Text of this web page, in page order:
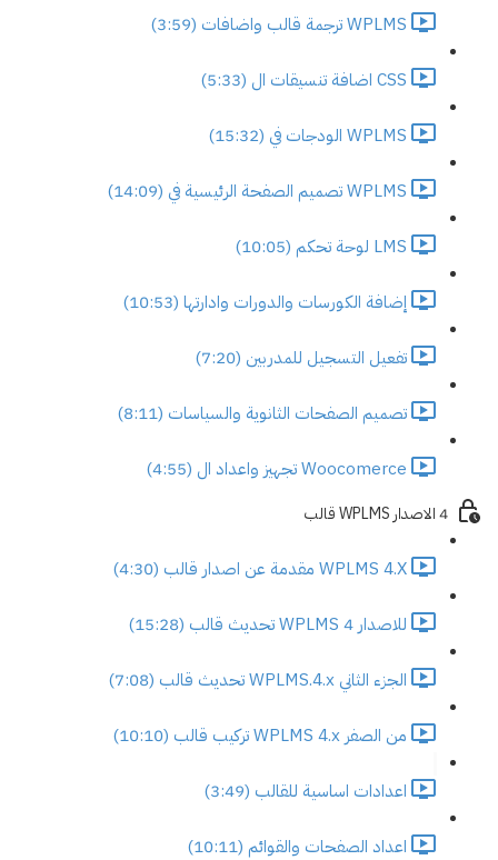
WPLMS ترجمة قالب واضافات (3:59)
CSS اضافة تنسيقات ال (5:33)
WPLMS الودجات في (15:32)
WPLMS تصميم الصفحة الرئيسية في (14:09)
LMS لوحة تحكم (10:05)
إضافة الكورسات والدورات وادارتها (10:53)
تفعيل التسجيل للمدربين (7:20)
تصميم الصفحات الثانوية والسياسات (8:11)
Woocomerce تجهيز واعداد ال (4:55)
4 الاصدار WPLMS قالب
WPLMS 4.X مقدمة عن اصدار قالب (4:30)
للاصدار 4 WPLMS تحديث قالب (15:28)
الجزء الثاني WPLMS.4.x تحديث قالب (7:08)
من الصفر WPLMS 4.x تركيب قالب (10:10)
اعدادات اساسية للقالب (3:49)
اعداد الصفحات والقوائم (10:11)